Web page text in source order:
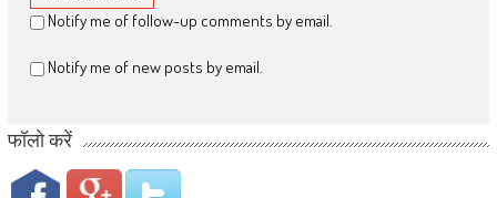
Notify me of follow-up comments by email.
Notify me of new posts by email.
फॉलो करें